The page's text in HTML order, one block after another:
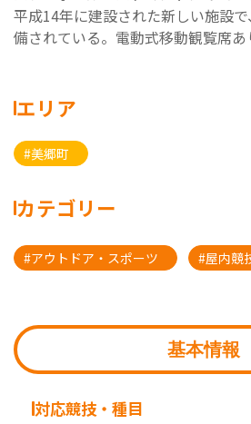
平成14年に建設された新しい施設
備されている。電動式移動観覧席あ
エリア
#美郷町
カテゴリー
#アウトドア・スポーツ #屋内競
基本情報
対応競技・種目